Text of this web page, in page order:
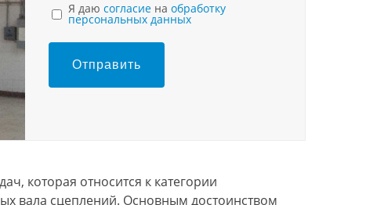
Я даю согласиена обработку
персональных данных
Отправить
которая относится к категории
вала сцеплений. Основным достоинством